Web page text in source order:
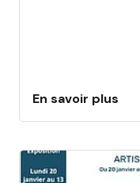
En savoir plus